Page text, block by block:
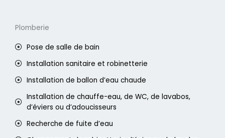
Plomberie
Pose de salle de bain
Installation sanitaire et robinetterie
Installation de ballon d’eau chaude
Installation de chauffe-eau, de WC, de lavabos,
d’éviers ou d’adoucisseurs
Recherche de fuite d’eau